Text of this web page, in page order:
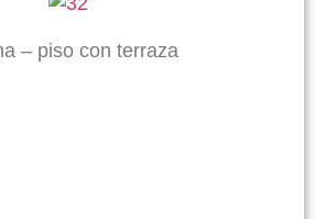
– piso con terraza